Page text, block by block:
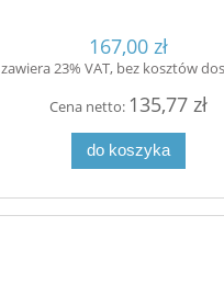
167,00 zł
zawiera 23% VAT, bez kosztów
Cena netto: 135,77 zł
do koszyka